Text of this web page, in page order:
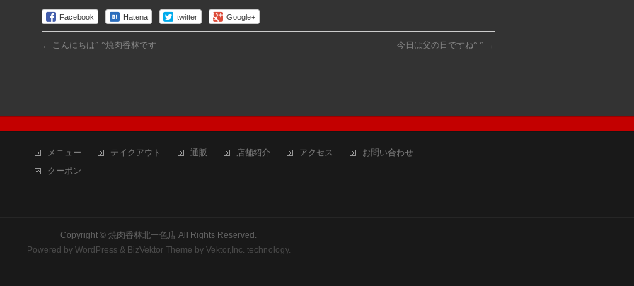
Facebook Hatena twitter Google+
← こんにちは^ ^焼肉香林です 今日は父の日ですね^ ^ →
メニュー テイクアウト 通販 店舗紹介 アクセス
お問い合わせ
クーポン
Copyright © 焼肉香林北一色店 All Rights Reserved.
Powered by WordPress & BizVektor Theme by Vektor,Inc. technology.